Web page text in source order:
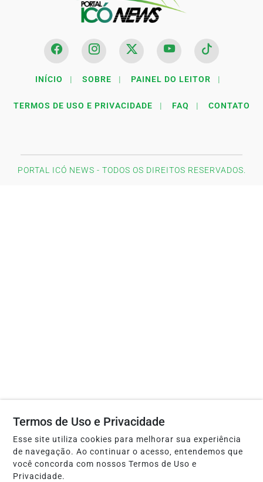
INÍCIO | SOBRE | PAINEL DO LEITOR |
TERMOS DE USO E PRIVACIDADE | FAQ | CONTATO
PORTAL ICÓ NEWS - TODOS OS DIREITOS RESERVADOS.
Termos de Uso e Privacidade
Esse site utiliza cookies para melhorar sua experiência
de navegação. Ao continuar o acesso, entendemos que
você concorda com nossos Termos de Uso e
Privacidade.